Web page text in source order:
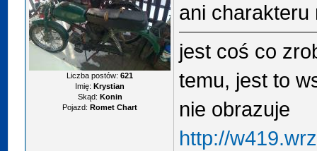
Liczba postów:621
Imię: Krystian
Skąd: Konin
Pojazd: Romet Chart
ani charakteru
jest coś co
temu, jest to
nie obrazuje
http://